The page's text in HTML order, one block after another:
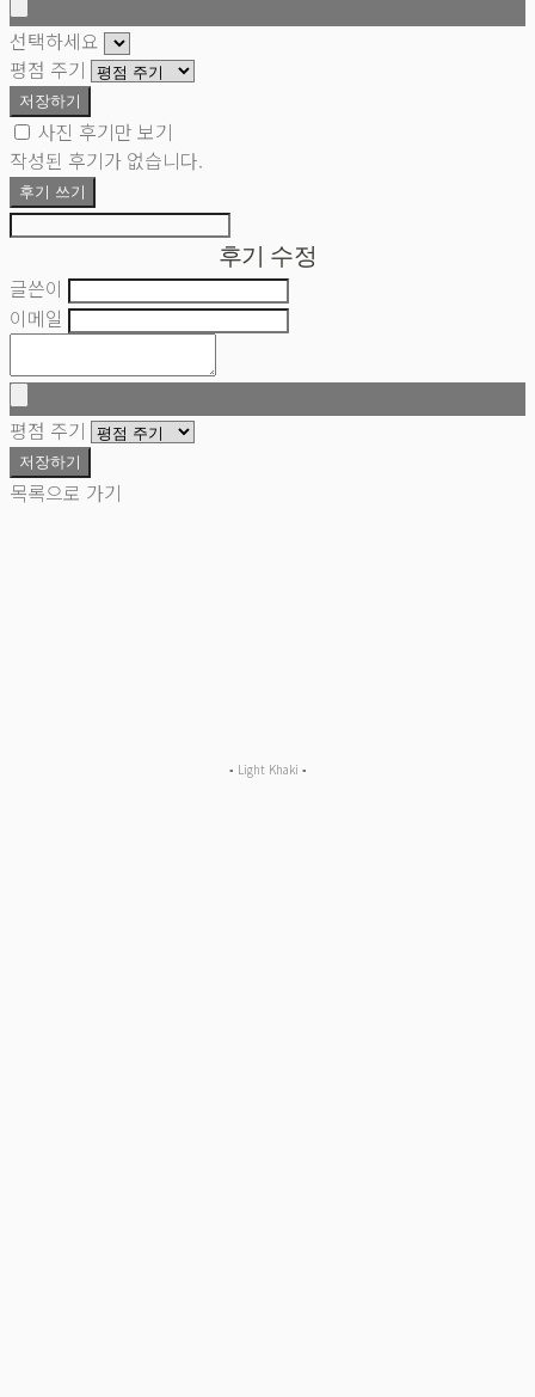
선택하세요
평점 주기
저장하기
사진 후기만 보기
작성된 후기가 없습니다.
후기 쓰기
후기 수정
글쓴이
이메일
평점 주기
저장하기
목록으로 가기
▪︎ Light Khaki ▪︎